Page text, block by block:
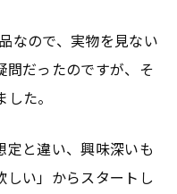
なので、実物を見ない
問だったのですが、そ
た。
定と違い、興味深いも
しい」からスタートし